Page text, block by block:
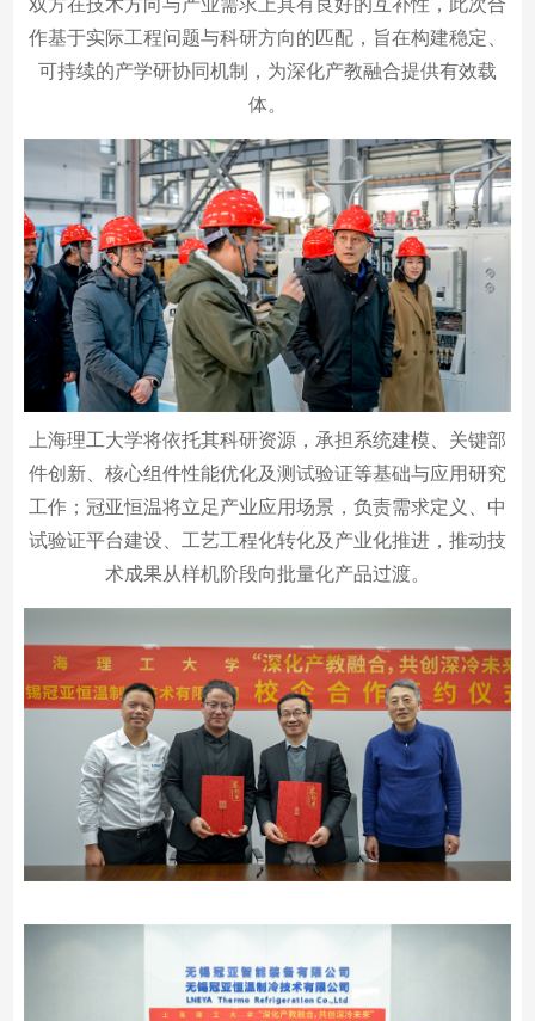
双方在技术方向与产业需求上具有良好的互补性，此次合
作基于实际工程问题与科研方向的匹配，旨在构建稳定、
可持续的产学研协同机制，为深化产教融合提供有效载
体。
上海理工大学将依托其科研资源，承担系统建模、关键部
件创新、核心组件性能优化及测试验证等基础与应用研究
工作；冠亚恒温将立足产业应用场景，负责需求定义、中
试验证平台建设、工艺工程化转化及产业化推进，推动技
术成果从样机阶段向批量化产品过渡。